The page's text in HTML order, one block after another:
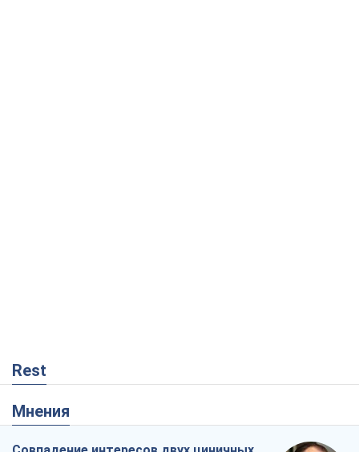
Rest
Мнения